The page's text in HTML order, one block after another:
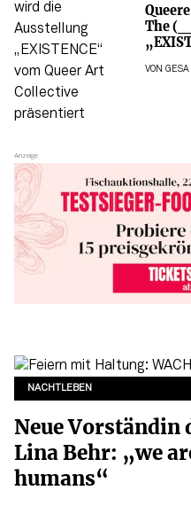
The
VON GESA
NACHTLEBEN
Neue Vorständin
Lina Behr: „we
humans“